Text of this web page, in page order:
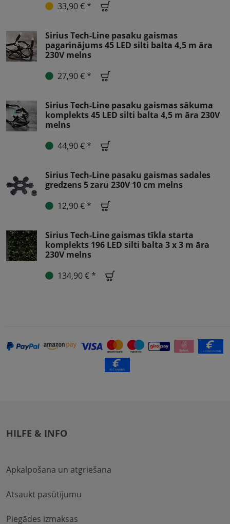
33,90 € *
Sirius Tech-Line pasaku gaismas
pagarinājums 45 LED silti balta 4,5 m āra
230V melns
27,90 € *
Sirius Tech-Line pasaku gaismas sākuma
komplekts 45 LED silti balta 4,5 m āra 230V
melns
44,90 € *
Sirius Tech-Line pasaku gaismas sadales
gredzens 5 zaru 230V 10 cm melns
12,90 € *
Sirius Tech-Line gaismas tīkla starta
komplekts 196 LED silti balta 3 x 3 m āra
230V melns
134,90 € *
HILFE & INFO
Apkalpošana un atgriešana
Atsaukt pasūtījumu
Piegādes izmaksas